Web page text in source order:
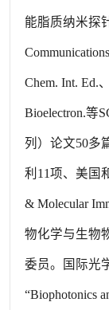
能脂质纳米探
Chem. Int. Ed.
Bioelectron.等
列）论文50多
利11项、美国
& Molecular
物化学与生物
委员。国际光
“Biophotonics